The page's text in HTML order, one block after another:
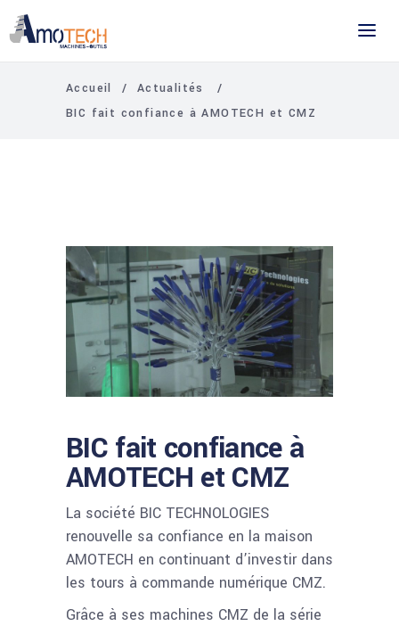
Accueil / Actualités
/
BIC fait confiance à AMOTECH et CMZ
BIC fait confiance à
AMOTECH et CMZ
La société BIC TECHNOLOGIES
renouvelle sa confiance en la maison
AMOTECH en continuant d’investir dans
les tours à commande numérique CMZ.
Grâce à ses machines CMZ de la série